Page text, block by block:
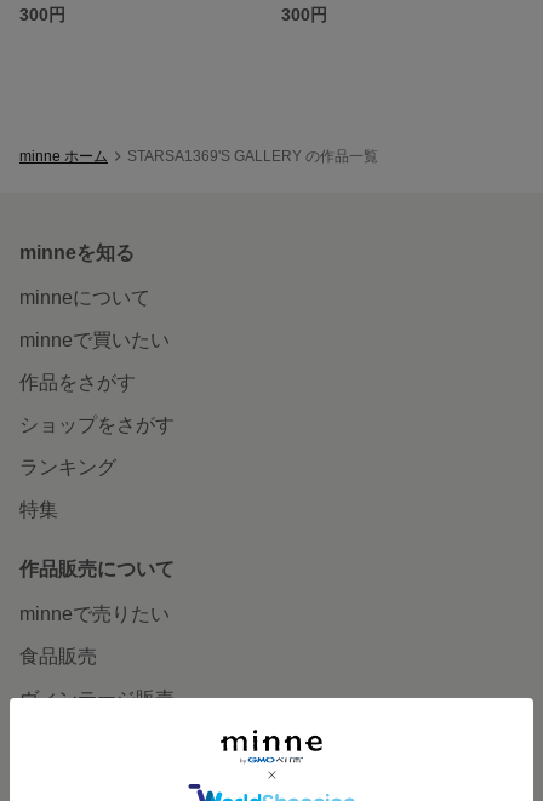
300円
300円
minne ホーム STARSA1369'S GALLERY の作品一覧
minneを知る
minneについて
minneで買いたい
作品をさがす
ショップをさがす
ランキング
特集
作品販売について
minneで売りたい
食品販売
ヴィンテージ販売